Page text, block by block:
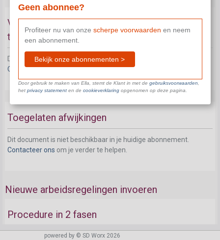
Voorwaarden om nieuwe arbeidsregelingen in
te voeren
Dit document is niet beschikbaar in je huidige abonnement.
Contacteer onsom je verder te helpen.
Toegelaten afwijkingen
Dit document is niet beschikbaar in je huidige abonnement.
Contacteer ons om je verder te helpen.
Nieuwe arbeidsregelingen invoeren
Procedure in 2 fasen
Dit document is niet beschikbaar in je huidige abonnement.
powered by © SD Worx 2026
Geen abonnee?
Profiteer nu van onze scherpe voorwaarden en neem
een abonnement.
Bekijk onze abonnementen >
Door gebruik te maken van Ella, stemt de Klant in met de gebruiksvoorwaarden
het privacy statementen de cookieverklaringopgenomen op deze pagina.